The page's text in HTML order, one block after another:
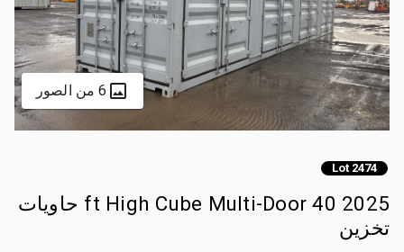
6 من الصور
Lot 2474
2025 40 ft High Cube Multi-Door حاويات
تخزين